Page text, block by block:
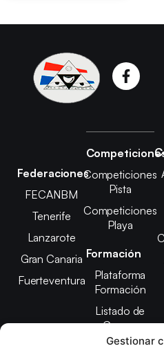
Gestionar
Federaciones
FECANBM
Tenerife
Lanzarote
Gran Canaria
Fuerteventura
Competiciones
Pista
Competiciones
Playa
Formación
Plataforma
Formación
Listado de
Cursos